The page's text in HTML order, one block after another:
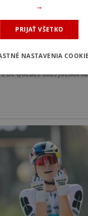
Sports
DE QUÉBEC 2025JULIAN
→
PRIJAŤ VŠETKO
NASTAVENIA